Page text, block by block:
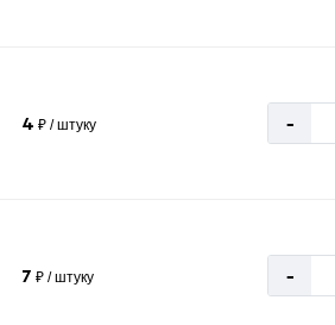
4 ₽ / штуку -
7 ₽ / штуку -